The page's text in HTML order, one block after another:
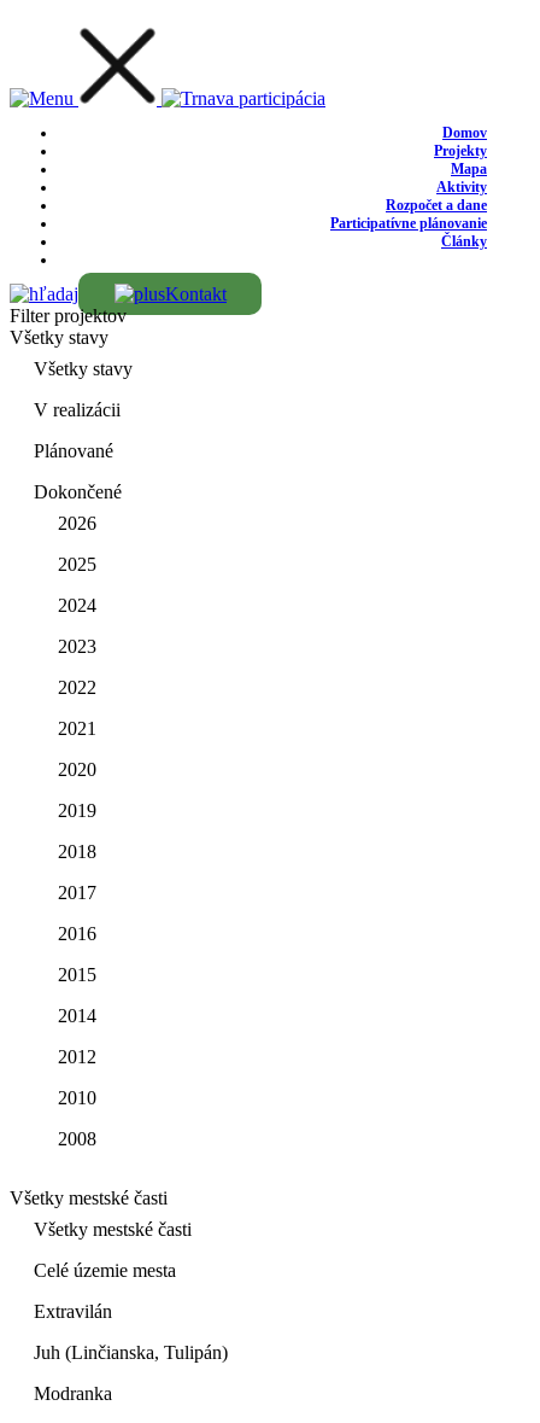
Domov
Projekty
Mapa
Aktivity
Rozpočet a dane
Participatívne plánovanie
Články
Kontakt
Filter projektov
Všetky stavy
Všetky stavy
V realizácii
Plánované
Dokončené
2026
2025
2024
2023
2022
2021
2020
2019
2018
2017
2016
2015
2014
2012
2010
2008
Všetky mestské časti
Všetky mestské časti
Celé územie mesta
Extravilán
Juh (Linčianska, Tulipán)
Modranka